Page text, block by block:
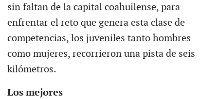
sin faltan de la capital coahuilense, para
enfrentar el reto que genera esta clase de
competencias, los juveniles tanto hombres
como mujeres, recorrieron una pista de seis
kilómetros.
Los mejores